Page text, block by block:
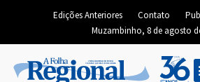
Edições Anteriores Contato
Muzambinho, 8 de agosto